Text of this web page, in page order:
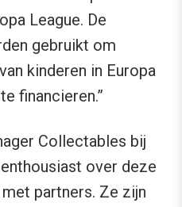
League. De
gebruikt om
kinderen in Europa
financieren.”
Collectables bij
over deze
partners. Ze zijn